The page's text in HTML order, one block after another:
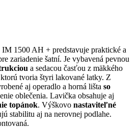
1500 AH + predstavuje praktické a
zariadenie šatní. Je vybavená pevnou
a sedacou časťou z mäkkého
tvoria štyri lakované latky. Z
aj operadlo a horná lišta so
oblečenia. Lavička obsahuje aj
topánok. Výškovo nastaviteľné
stabilitu aj na nerovnej podlahe.